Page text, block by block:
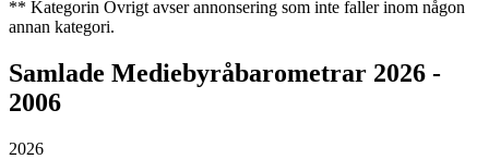
** Kategorin Övrigt avser annonsering som inte faller inom någon
annan kategori.
Samlade Mediebyråbarometrar 2026 -
2006
2026